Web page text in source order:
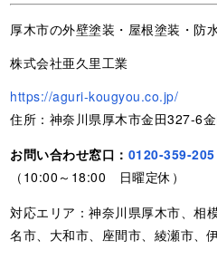
厚木市の外壁塗装・屋根塗装・防
株式会社亜久里工業
https://aguri-kougyou.co.jp/
住所：神奈川県厚木市金田327-6
お問い合わせ窓口： 0120-359-205
（10:00～18:00 日曜定休）
対応エリア：神奈川県厚木市、相
名市、大和市、座間市、綾瀬市、